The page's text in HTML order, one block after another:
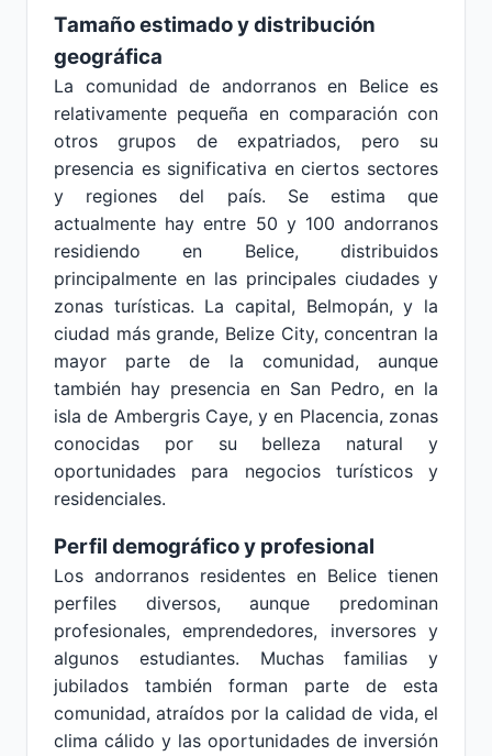
Tamaño estimado y distribución
geográfica
La comunidad de andorranos en Belice es
relativamente pequeña en comparación con
otros grupos de expatriados, pero su
presencia es significativa en ciertos sectores
y regiones del país. Se estima que
actualmente hay entre 50 y 100 andorranos
residiendo en Belice, distribuidos
principalmente en las principales ciudades y
zonas turísticas. La capital, Belmopán, y la
ciudad más grande, Belize City, concentran la
mayor parte de la comunidad, aunque
también hay presencia en San Pedro, en la
isla de Ambergris Caye, y en Placencia, zonas
conocidas por su belleza natural y
oportunidades para negocios turísticos y
residenciales.
Perfil demográfico y profesional
Los andorranos residentes en Belice tienen
perfiles diversos, aunque predominan
profesionales, emprendedores, inversores y
algunos estudiantes. Muchas familias y
jubilados también forman parte de esta
comunidad, atraídos por la calidad de vida, el
clima cálido y las oportunidades de inversión